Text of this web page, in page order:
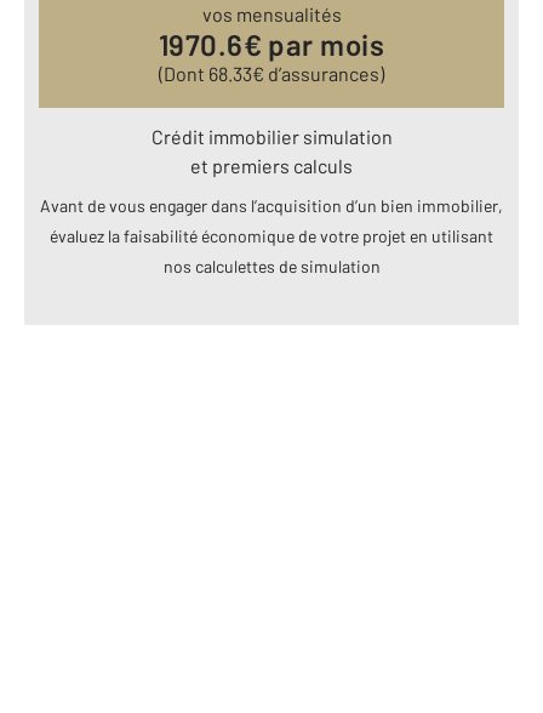
vos mensualités
1970.6€ par mois
(Dont 68.33€ d’assurances)
Crédit immobilier simulation
et premiers calculs
Avant de vous engager dans l’acquisition d’un bien immobilier,
évaluez la faisabilité économique de votre projet en utilisant
nos calculettes de simulation